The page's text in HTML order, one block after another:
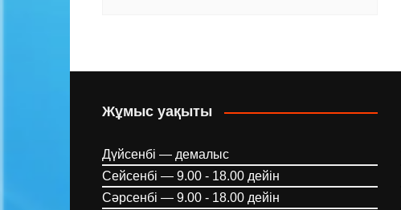
Жұмыс уақыты
Дүйсенбі — демалыс
Сейсенбі — 9.00 - 18.00 дейін
Сәрсенбі — 9.00 - 18.00 дейін